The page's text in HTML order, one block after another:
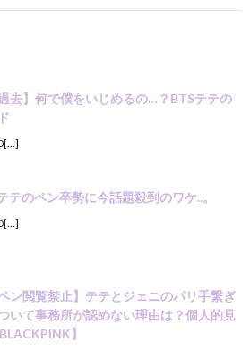
過去】何で僕をいじめるの…？BTSテテの
テのペン卒勢に今話題殺到のワケ..。
ペン閲覧禁止】テテとジェニのパリ手繋ぎ
いて事務所が認めない理由は？個人的見
】